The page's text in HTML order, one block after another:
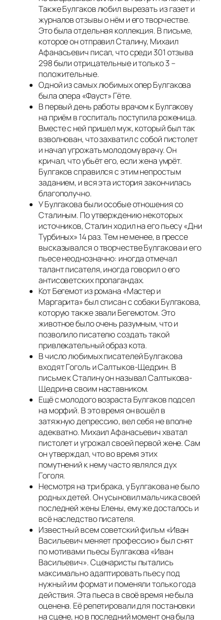
Также Булгаков любил вырезать из газет и
журналов отзывы о нём и его творчестве.
Это была отдельная коллекция. В письме,
которое он отправил Сталину, Михаил
Афанасьевич писал, что среди 301 отзыва
298 были отрицательные и только 3 –
положительные.
Одной из самых любимых опер Булгакова
была опера «Фауст» Гёте.
В первый день работы врачом к Булгакову
на приём в госпиталь поступила роженица.
Вместе с ней пришел муж, который был так
взволнован, что захватил с собой пистолет
и начал угрожать молодому врачу. Он
кричал, что убьёт его, если жена умрёт.
Булгаков справился с этим непростым
заданием, и вся эта история закончилась
благополучно.
У Булгакова были особые отношения со
Сталиным. По утверждению некоторых
источников, Сталин ходил на его пьесу «Дни
Турбиных» 14 раз. Тем не менее, в прессе
высказывался о творчестве Булгакова и его
пьесе неоднозначно: иногда отмечал
талант писателя, иногда говорил о его
антисоветских пропагандах.
Кот Бегемот из романа «Мастер и
Маргарита» был списан с собаки Булгакова,
которую также звали Бегемотом. Это
животное было очень разумным, что и
позволило писателю создать такой
привлекательный образ кота.
В число любимых писателей Булгакова
входят Гоголь и Салтыков-Щедрин. В
письме к Сталину он называл Салтыкова-
Щедрина своим наставником.
Ещё с молодого возраста Булгаков подсел
на морфий. В это время он вошёл в
затяжную депрессию, вел себя не вполне
адекватно. Михаил Афанасьевич хватал
пистолет и угрожал своей первой жене. Сам
он утверждал, что во время этих
помутнений к нему часто являлся дух
Гоголя.
Несмотря на три брака, у Булгакова не было
родных детей. Он усыновил мальчика своей
последней жены Елены, ему же досталось и
всё наследство писателя.
Известный всем советский фильм «Иван
Васильевич меняет профессию» был снят
по мотивами пьесы Булгакова «Иван
Васильевич». Сценаристы пытались
максимально адаптировать пьесу под
нужный им формат и поменяли только года
действия. Эта пьеса в своё время не была
оценена. Её репетировали для постановки
на сцене, но в последний момент она была